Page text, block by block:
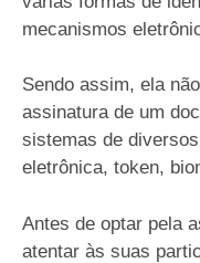
mecanismos
Sendo assim, ela
assinatura de um
sistemas de
eletrônica, token,
Antes de optar pela
atentar às suas